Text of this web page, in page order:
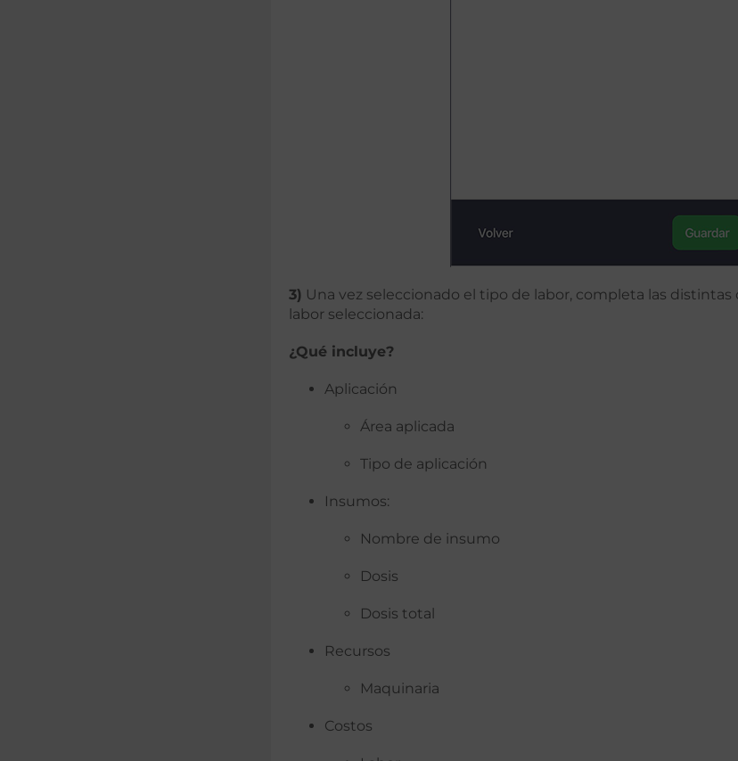
3) Una vez seleccionado el tipo de labor, completa las distintas
labor seleccionada:
¿Qué incluye?
Aplicación
Área aplicada
Tipo de aplicación
Insumos:
Nombre de insumo
Dosis
Dosis total
Recursos
Maquinaria
Costos